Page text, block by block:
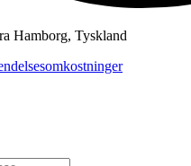
Hamborg, Tyskland